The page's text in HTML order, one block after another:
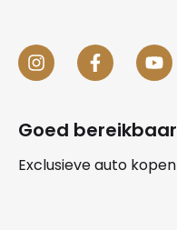
Goed bereikbaar
Exclusieve auto kopen